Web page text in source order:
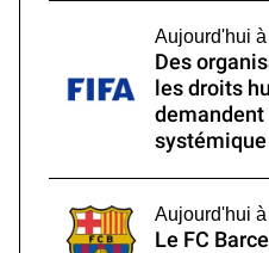
Aujourd'hui
Des
les droits
demandent
systémique
Aujourd'hui
Le FC